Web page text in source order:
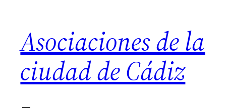
contenido
Asociaciones de la
ciudad de Cádiz